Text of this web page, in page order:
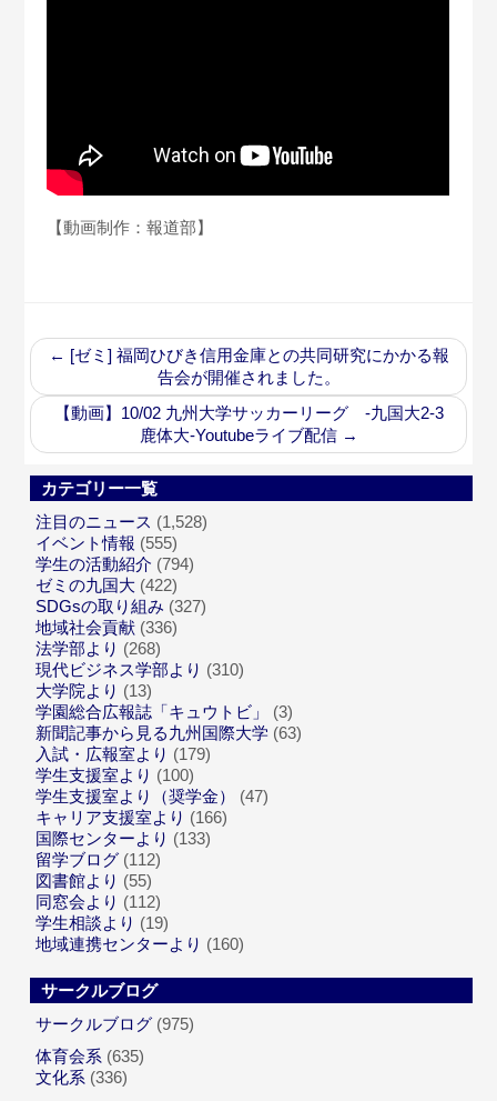
【動画制作：報道部】
← [ゼミ] 福岡ひびき信用金庫との共同研究にかかる報
告会が開催されました。
【動画】10/02 九州大学サッカーリーグ -九国大2-3
鹿体大-Youtubeライブ配信 →
カテゴリー一覧
注目のニュース (1,528)
イベント情報 (555)
学生の活動紹介 (794)
ゼミの九国大 (422)
SDGsの取り組み (327)
地域社会貢献 (336)
法学部より (268)
現代ビジネス学部より (310)
大学院より (13)
学園総合広報誌「キュウトビ」
(3)
新聞記事から見る九州国際大学 (63)
入試・広報室より (179)
学生支援室より (100)
学生支援室より（奨学金）
(47)
キャリア支援室より (166)
国際センターより (133)
留学ブログ (112)
図書館より (55)
同窓会より (112)
学生相談より (19)
地域連携センターより (160)
サークルブログ
サークルブログ (975)
体育会系 (635)
文化系 (336)